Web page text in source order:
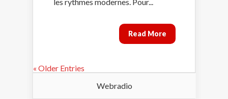
Read More
« Older Entries
Webradio